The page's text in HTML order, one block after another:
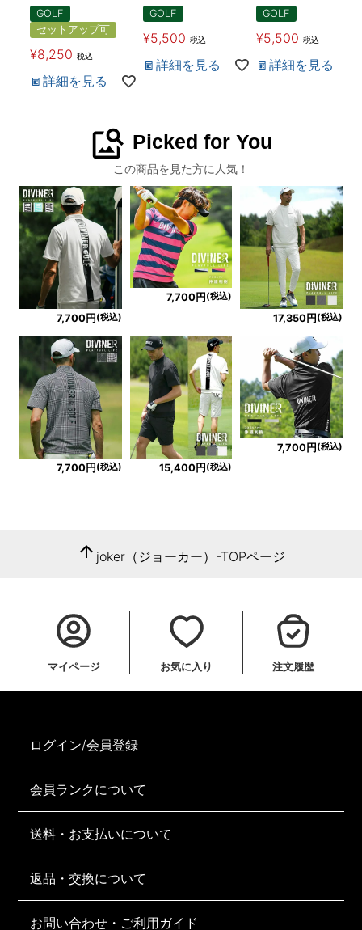
GOLF
セットアップ可
¥8,250 税込
詳細を見る
GOLF
¥5,500 税込
詳細を見る
GOLF
¥5,500 税込
詳細を見る
image_search Picked for You
この商品を見た方に人気！
7,700円 (税込)
7,700円 (税込)
17,350円 (税込)
7,700円 (税込) 15,400円 (税込)
7,700円(税込)
arrow_upward joker（ジョーカー）-TOPページ
マイページ お気に入り 注文履歴
ログイン/会員登録
会員ランクについて
送料・お支払いについて
返品・交換について
お問い合わせ・ご利用ガイド